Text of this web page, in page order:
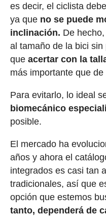
es decir, el ciclista
ya queno se puede
inclinación. De
al tamaño de la bici
que acertar con la
más importante que
Para evitarlo, lo ideal
biomecánico
posible.
El mercado ha
años y ahora el
integrados es casi tan
tradicionales, así que
opción que estemos
tanto, dependerá de